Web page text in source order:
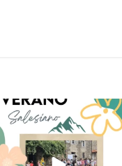
La diversión y la alegría también
se han sentido
93 0